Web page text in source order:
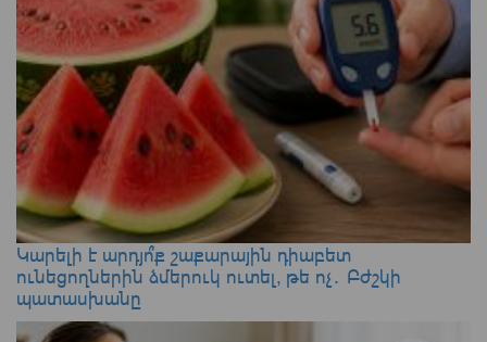
Կարելի է արդյո՞ք շաքարային դիաբետ
ունեցողներին ձմերուկ ուտել, թե ոչ․ Բժշկի
պատասխանը